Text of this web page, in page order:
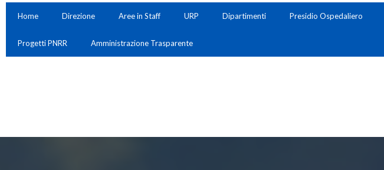
Home Direzione Aree in Staff URP Dipartimenti Presidio Ospedaliero
Progetti PNRR Amministrazione Trasparente